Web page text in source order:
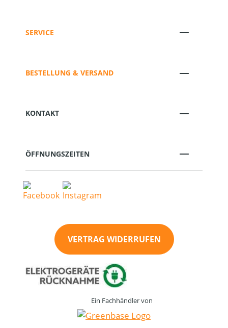
SERVICE
BESTELLUNG & VERSAND
KONTAKT
ÖFFNUNGSZEITEN
VERTRAG WIDERRUFEN
Ein Fachhändler von